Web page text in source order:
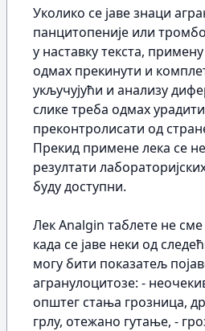
Уколико се јаве знаци
панцитопеније или
у наставку текста,
одмах прекинути и
укључујући и анализу
слике треба одмах
преконтролисати од
Прекид примене лека се
резултати
буду доступни.
Лек Analgin таблете не
када се јаве неки од
могу бити показатељ
агранулоцитозе: -
општег стања грозница,
грлу, отежано гутање, -